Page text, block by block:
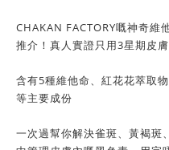
CHAKAN FACTORY嘅神奇維
推介！真人實證只用3星期皮
含有5種維他命、紅花花萃取
等主要成份
一次過幫你解決雀斑、黃褐斑